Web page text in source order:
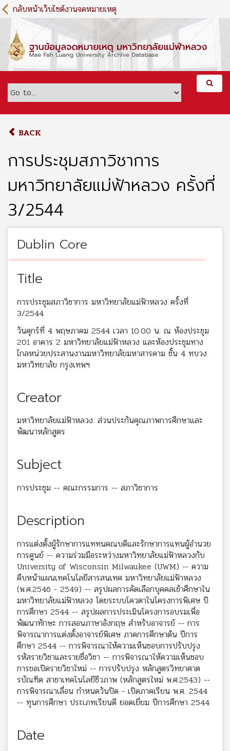
S
k
m
c
กลับหน้าเว็บไซต์งานจดหมายเหตุ
BACK
การประชุมสภาวิชาการ
มหาวิทยาลัยแม่ฟ้าหลวง ครั้งที่
3/2544
Dublin Core
Title
การประชุมสภาวิชาการ มหาวิทยาลัยแม่ฟ้าหลวง ครั้งที่
3/2544
วันศุกร์ที่ 4 พฤษภาคม 2544 เวลา 10.00 น. ณ ห้องประชุม
201 อาคาร 2 มหาวิทยาลัยแม่ฟ้าหลวง และห้องประชุมทาง
ไกลหน่วยประสานงานมหาวิทยาลัยมหาสารคาม ชั้น 4 ทบวง
มหาวิทยาลัย กรุงเทพฯ
Creator
มหาวิทยาลัยแม่ฟ้าหลวง. ส่วนประกันคุณภาพการศึกษาและ
พัฒนาหลักสูตร
Subject
การประชุม -- คณะกรรมการ -- สภาวิชาการ
Description
การแต่งตั้งผู้รักษาการแททนคณบดีและรักษาการแทนผู้อำนวย
การศูนย์ -- ความร่วมมือระหว่างมหาวิทยาลัยแม่ฟ้าหลวงกับ
University of Wisconsin Milwaukee (UWM) -- ความ
คืบหน้าแผนเทคโนโลยีสารสนเทศ มหาวิทยาลัยแม่ฟ้าหลวง
(พ.ศ.2546 - 2549) -- สรุปผลการคัดเลือกบุคคลเข้าศึกษาใน
มหาวิทยาลัยแม่ฟ้าหลวง โดยระบบโควตาในโครงการพิเศษ ปี
การศึกษา 2544 -- สรุปผลการประเมินโครงการอบรมเพื่อ
พัฒนาทักษะ การสอนภาษาอังกฤษ สำหรับอาจารย์ -- การ
พิจารณาการแต่งตั้งอาจารย์พิเศษ ภาคการศึกษาต้น ปีการ
ศึกษา 2544 -- การพิจารณาให้ความเห็นชอบการปรับปรุง
รหัสรายวิชาและรายชื่อวิชา -- การพิจารณาให้ความเห็นชอบ
การขอเปิดรายวิชาใหม่ -- การปรับปรุง หลักสูตรวิทยาศาต
รบัณฑิต สาขาเทคโนโลยีชีวภาพ (หลักสูตรใหม่ พ.ศ.2543) --
การพิจารณาเลื่อน กำหนดวันปิด - เปิดภาคเรียน พ.ศ. 2544
-- ทุนการศึกษา ประเภทเรียนดี ยอดเยี่ยม ปีการศึกษา 2544
Date